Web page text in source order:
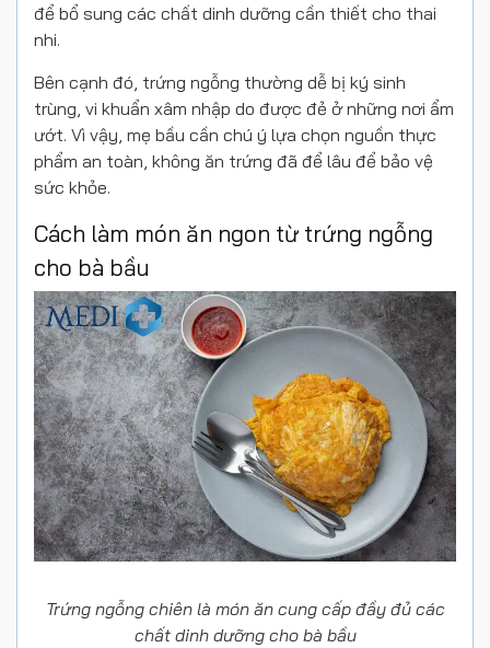
để bổ sung các chất dinh dưỡng cần thiết cho thai
nhi.
Bên cạnh đó, trứng ngỗng thường dễ bị ký sinh
trùng, vi khuẩn xâm nhập do được đẻ ở những nơi ẩm
ướt. Vì vậy, mẹ bầu cần chú ý lựa chọn nguồn thực
phẩm an toàn, không ăn trứng đã để lâu để bảo vệ
sức khỏe.
Cách làm món ăn ngon từ trứng ngỗng
cho bà bầu
Trứng ngỗng chiên là món ăn cung cấp đầy đủ các
chất dinh dưỡng cho bà bầu